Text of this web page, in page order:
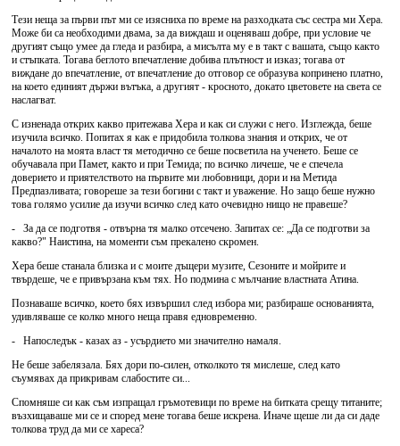
Тези неща за първи път ми се изясниха по време на разходката със сестра ми Хера.
Може би са необходими двама, за да виждаш и оценяваш добре, при условие че
другият също умее да гледа и разбира, а мисълта му е в такт с вашата, също както
и стъпката. Тогава беглото впечатление добива плътност и изказ; тогава от
виждане до впечатление, от впечатление до отговор се образува копринено платно,
на което единият държи вътъка, а другият - кросното, докато цветовете на света се
наслагват.
С изненада открих какво притежава Хера и как си служи с него. Изглежда, беше
изучила всичко. Попитах я как е придобила толкова знания и открих, че от
началото на моята власт тя методично се беше посветила на ученето. Беше се
обучавала при Памет, както и при Темида; по всичко личеше, че е спечела
доверието и приятелството на първите ми любовници, дори и на Метида
Предпазливата; говореше за тези богини с такт и уважение. Но защо беше нужно
това голямо усилие да изучи всичко след като очевидно нищо не правеше?
- За да се подготвя - отвърна тя малко отсечено. Запитах се: „Да се подготви за
какво?" Наистина, на моменти съм прекалено скромен.
Хера беше станала близка и с моите дъщери музите, Сезоните и мойрите и
твърдеше, че е привързана към тях. Но подмина с мълчание властната Атина.
Познаваше всичко, което бях извършил след избора ми; разбираше основанията,
удивляваше се колко много неща правя едновременно.
- Напоследък - казах аз - усърдието ми значително намаля.
Не беше забелязала. Бях дори по-силен, отколкото тя мислеше, след като
съумявах да прикривам слабостите си...
Спомняше си как съм изпращал гръмотевици по време на битката срещу титаните;
възхищаваше ми се и според мене тогава беше искрена. Иначе щеше ли да си даде
толкова труд да ми се хареса?